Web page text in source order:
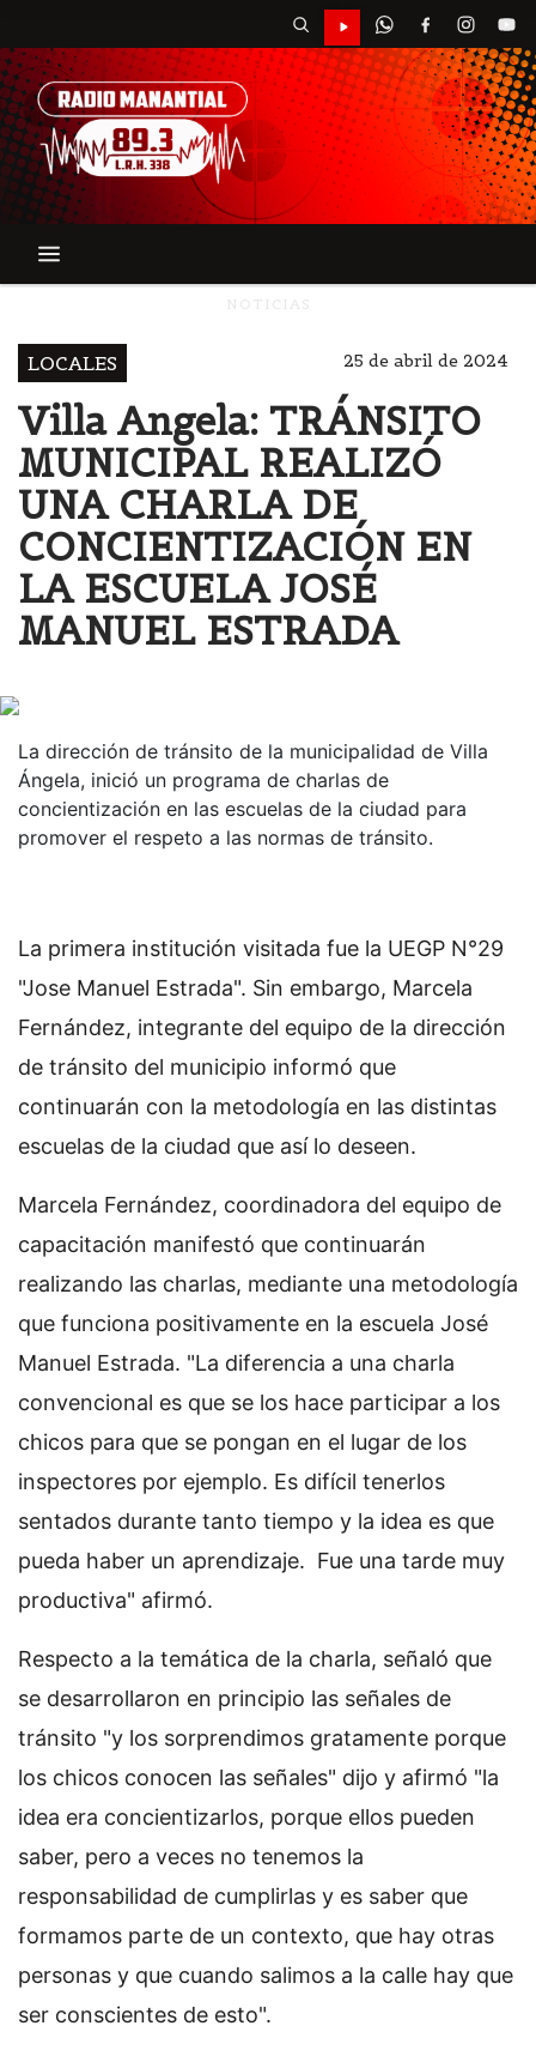
LOCALES 25 de abril de 2024
Villa Angela: TRÁNSITO
MUNICIPAL REALIZÓ
UNA CHARLA DE
CONCIENTIZACIÓN EN
LA ESCUELA JOSÉ
MANUEL ESTRADA
La dirección de tránsito de la municipalidad de Villa
Ángela, inició un programa de charlas de
concientización en las escuelas de la ciudad para
promover el respeto a las normas de tránsito.
La primera institución visitada fue la UEGP N°29
"Jose Manuel Estrada". Sin embargo, Marcela
Fernández, integrante del equipo de la dirección
de tránsito del municipio informó que
continuarán con la metodología en las distintas
escuelas de la ciudad que así lo deseen.
Marcela Fernández, coordinadora del equipo de
capacitación manifestó que continuarán
realizando las charlas, mediante una metodología
que funciona positivamente en la escuela José
Manuel Estrada. "La diferencia a una charla
convencional es que se los hace participar a los
chicos para que se pongan en el lugar de los
inspectores por ejemplo. Es difícil tenerlos
sentados durante tanto tiempo y la idea es que
pueda haber un aprendizaje. Fue una tarde muy
productiva" afirmó.
Respecto a la temática de la charla, señaló que
se desarrollaron en principio las señales de
tránsito "y los sorprendimos gratamente porque
los chicos conocen las señales" dijo y afirmó "la
idea era concientizarlos, porque ellos pueden
saber, pero a veces no tenemos la
responsabilidad de cumplirlas y es saber que
formamos parte de un contexto, que hay otras
personas y que cuando salimos a la calle hay que
ser conscientes de esto".